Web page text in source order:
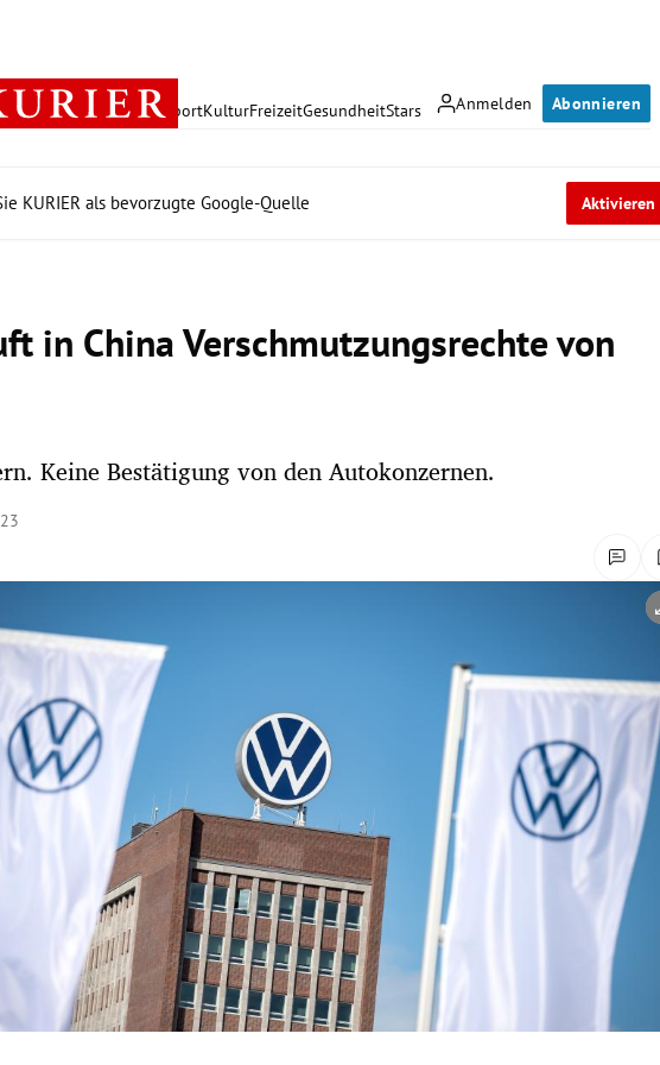
Anmelden Abonnieren
PolitikWirtschaft SportKulturFreizeitGesundheitStars
KURIER als bevorzugte Google-Quelle Aktivieren
in China Verschmutzungsrechte von
Keine Bestätigung von den Autokonzernen.
öffnen/schließen